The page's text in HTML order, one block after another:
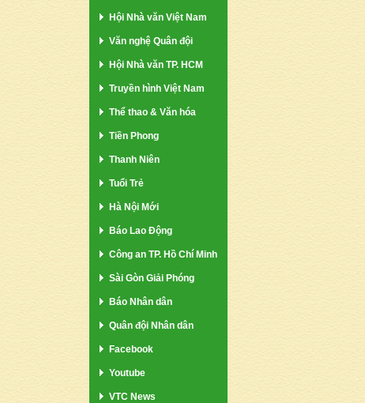
Hội Nhà văn Việt Nam
Văn nghệ Quân đội
Hội Nhà văn TP. HCM
Truyền hình Việt Nam
Thể thao & Văn hóa
Tiền Phong
Thanh Niên
Tuổi Trẻ
Hà Nội Mới
Báo Lao Động
Công an TP. Hồ Chí Minh
Sài Gòn Giải Phóng
Báo Nhân dân
Quân đội Nhân dân
Facebook
Youtube
VTC News